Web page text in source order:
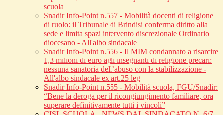
scuola
Snadir Info-Point n.557 - Mobilità docenti di religione
di ruolo: il Tribunale di Brindisi conferma diritto alla
sede e limita spazi intervento discrezionale Ordinario
diocesano - All'albo sindacale
Snadir Info-Point n.556 - Il MIM condannato a risarcire
1,3 milioni di euro agli insegnanti di religione precari:
nessuna sanatoria dell’abuso con la stabilizzazione -
All'albo sindacale ex art.25 leg
Snadir Info-Point n.555 - Mobilità scuola, FGU/Snadir:
“Bene la deroga per il ricongiungimento familiare, ora
superare definitivamente tutti i vincoli”